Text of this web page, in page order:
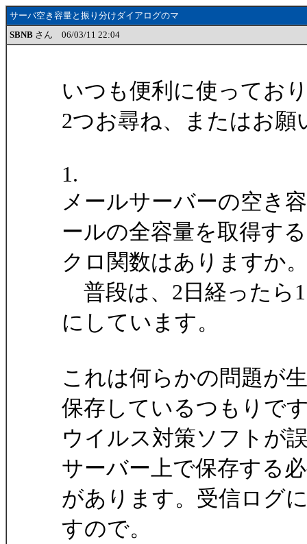
サーバ空き容量と振り分けダイアログのマ
SBNB さん 06/03/11 22:04
いつも便利に使ってお
2つお尋ね、またはお願
1.
メールサーバーの空き
ールの全容量を取得す
クロ関数はありますか
普段は、2日経ったら
にしています。
これは何らかの問題が
保存しているつもりで
ウイルス対策ソフトが
サーバー上で保存する
があります。受信ログ
すので。